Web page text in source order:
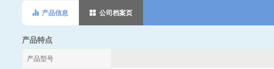
产品信息 公司档案页
产品特点
产品型号